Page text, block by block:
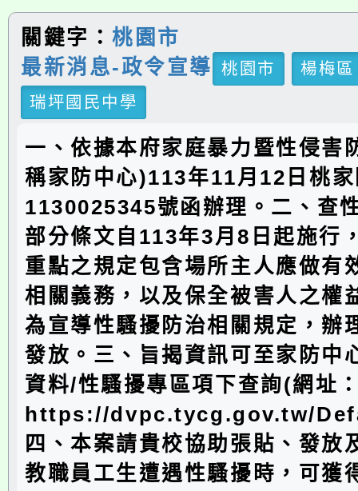
關鍵字：桃園市
最新消息-政令宣導
桃園市
楊梅區
瑞坪國民中學
一、依據本府家庭暴力暨性侵害
稱家防中心)113年11月12日桃
1130025345號函辦理。二、查
部分條文自113年3月8日起施行
重點之規定包含場所主人應做有
相關義務，以及保全被害人之權
為宣導性騷擾防治相關規定，辦
發放。三、旨揭資訊可至家防中
資料/性騷擾專區項下查詢(網址
https://dvpc.tycg.gov.tw/
四、本案請貴校協助張貼、發放
教職員工生遭遇性騷擾時，可獲